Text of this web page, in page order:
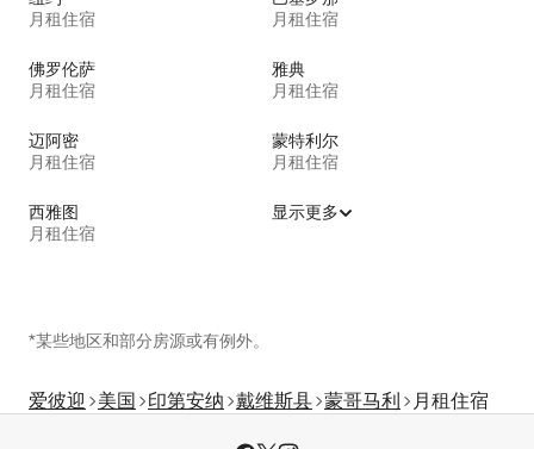
月租住宿
月租住宿
佛罗伦萨
月租住宿
雅典
月租住宿
迈阿密
月租住宿
蒙特利尔
月租住宿
西雅图
月租住宿
显示更多
*某些地区和部分房源或有例外。
爱彼迎 美国 印第安纳 戴维斯县 蒙哥马利 月租住宿